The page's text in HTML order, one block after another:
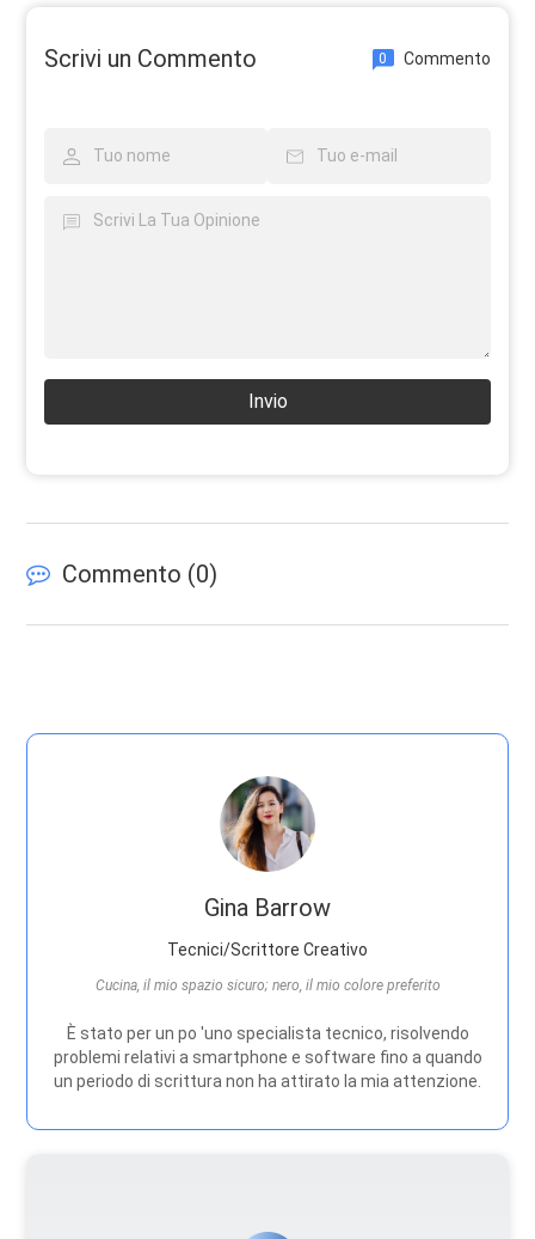
Scrivi un Commento 0 Commento
Invio
Commento (0)
Gina Barrow
Tecnici/Scrittore Creativo
Cucina, il mio spazio sicuro; nero, il mio colore preferito
È stato per un po 'uno specialista tecnico, risolvendo
problemi relativi a smartphone e software fino a quando
un periodo di scrittura non ha attirato la mia attenzione.